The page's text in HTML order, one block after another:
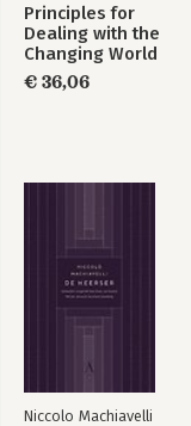
Principles for
Dealing with the
Changing World
Order
€ 36,06
Niccolo Machiavelli